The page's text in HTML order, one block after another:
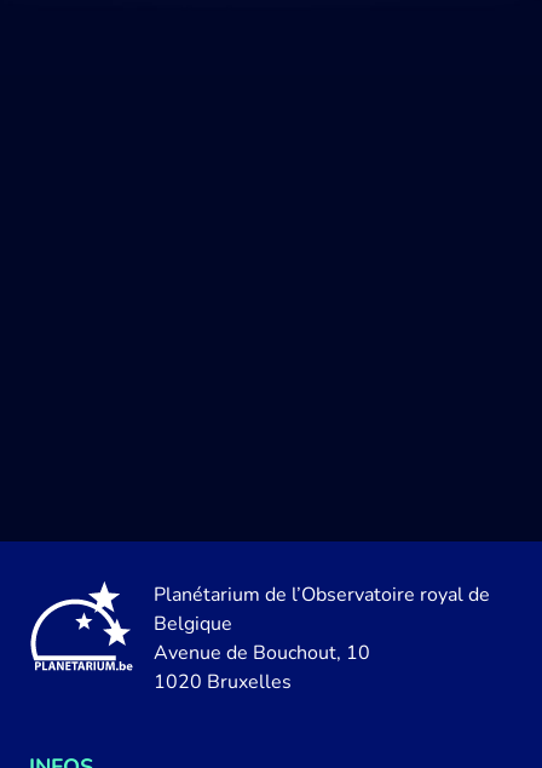
Planétarium de l’Observatoire royal de
Belgique
Avenue de Bouchout, 10
1020 Bruxelles